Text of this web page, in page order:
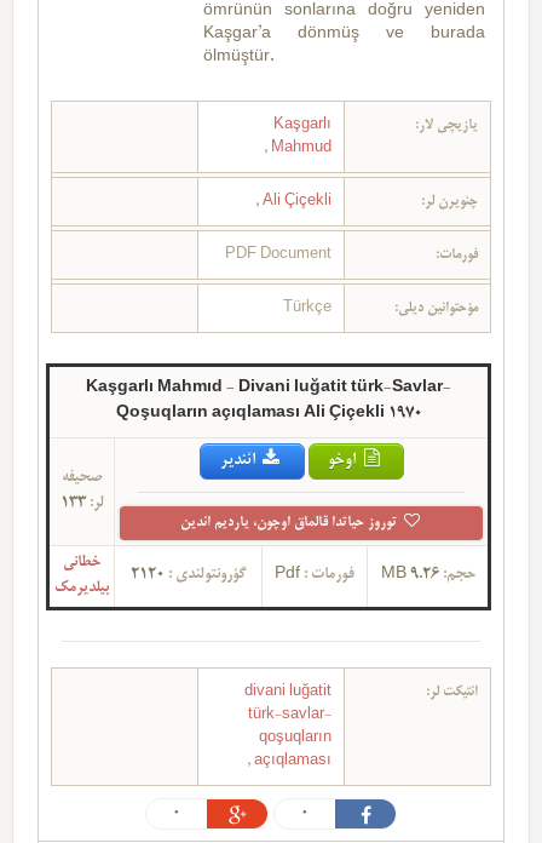
ömrünün sonlarına doğru yeniden
Kaşgar’a dönmüş ve burada
ölmüştür.
یازیچی لار:
Kaşgarlı
Mahmud
,
چئویرن لر: Ali Çiçekli
,
فورمات: PDF Document
مؤحتوانین دیلی: Türkçe
Kaşgarlı Mahmıd - Divani luğatit türk-Savlar-
Qoşuqların açıqlaması Ali Çiçekli 1970
اوخو ائندیر
توروز حیاتدا قالماق اوچون، یاردیم ائدین
صحیفه
لر: 133
حجم:9.26 MB فورمات : Pdf گؤرونتولندی : 2120
خطانی
بیلدیرمک
ائتیکت لر:
divani luğatit
türk-savlar-
qoşuqların
açıqlaması
,
0
0